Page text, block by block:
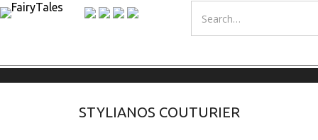
STYLIANOS COUTURIER